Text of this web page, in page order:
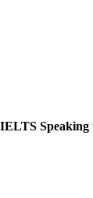
Speaking